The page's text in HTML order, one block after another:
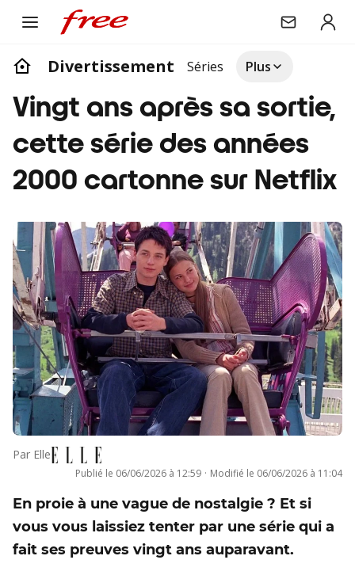
Divertissement Séries Plus
Vingt ans après sa sortie,
cette série des années
2000 cartonne sur Netflix
Par Elle
Publié le 06/06/2026 à 12:59 · Modifié le 06/06/2026 à 11:04
En proie à une vague de nostalgie ? Et si
vous vous laissiez tenter par une série qui a
fait ses preuves vingt ans auparavant.